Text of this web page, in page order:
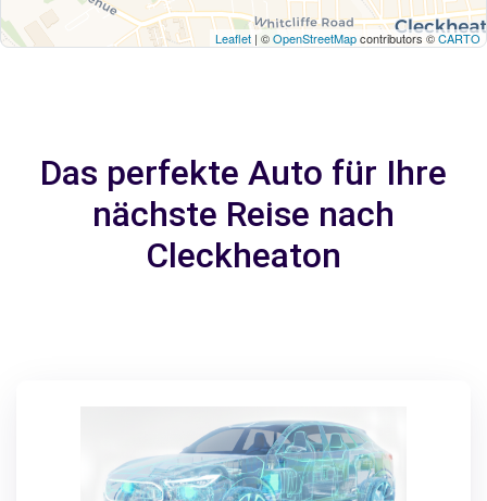
Leaflet | ©OpenStreetMapcontributors ©CARTO
Das perfekte Auto für Ihre
nächste Reise nach
Cleckheaton